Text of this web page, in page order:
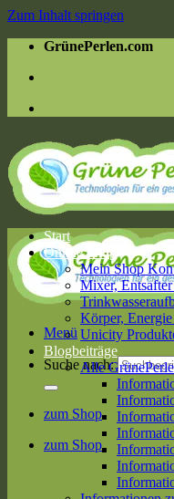
Zum Inhalt springen
GrünePerlen.com
Menü
Suche nach:
zum Shop
zum Shop
Start
Online Shop
Mein Shop
Mixer,
Körper,
Unicity
Blogbeiträge
Alle